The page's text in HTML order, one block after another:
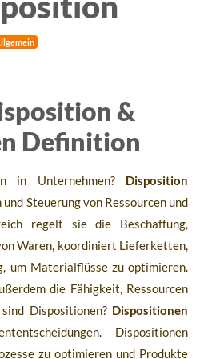
&
Definition
in Unternehmen? Disposition
Steuerung von Ressourcen und
regelt sie die Beschaffung,
Waren, koordiniert Lieferketten,
um Materialflüsse zu optimieren.
die Fähigkeit, Ressourcen
Dispositionen? Dispositionen
Dispositionen
zu optimieren und Produkte